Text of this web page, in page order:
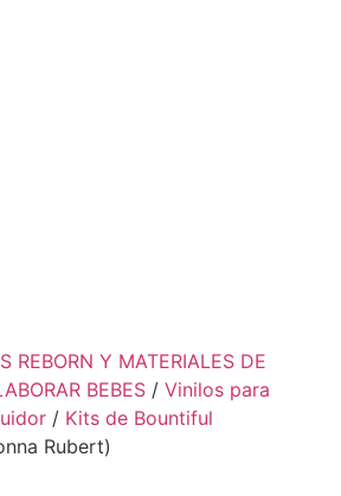
REBORN Y MATERIALES DE
BEBES / Vinilos para
/ Kits de Bountiful
Rubert)